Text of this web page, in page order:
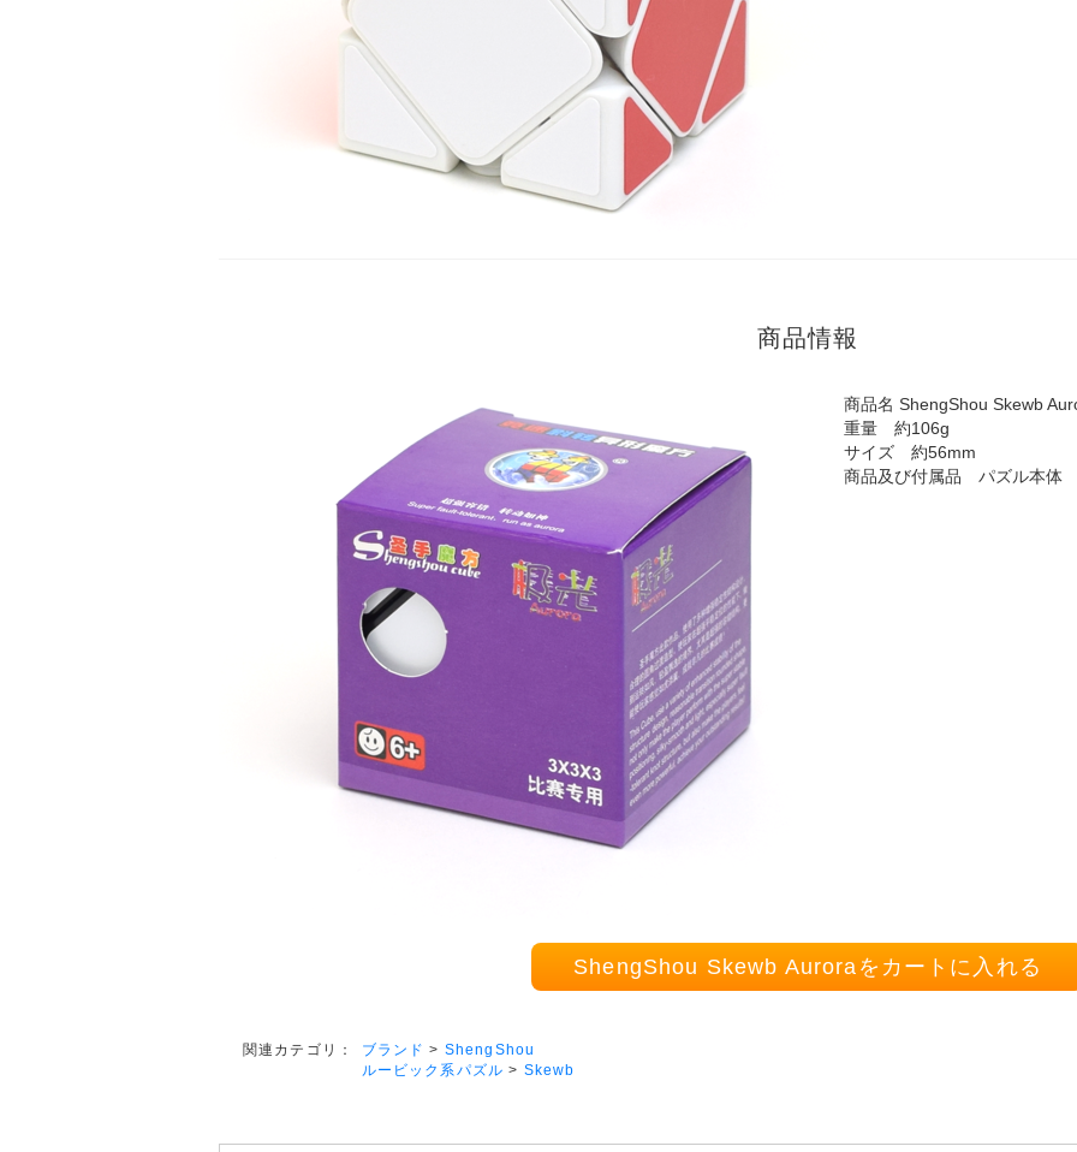
商品情報
商品名 ShengShou Skewb
重量 約106g
サイズ 約56mm
商品及び付属品 パズル本体
ShengShou Skewb Auroraをカートに入れる
関連カテゴリ： ブランド > ShengShou
ルービック系パズル > Skewb